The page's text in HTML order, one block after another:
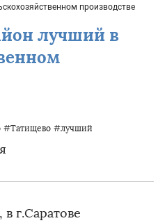
производстве
лучший в
#Татищево #лучший
г.Саратове